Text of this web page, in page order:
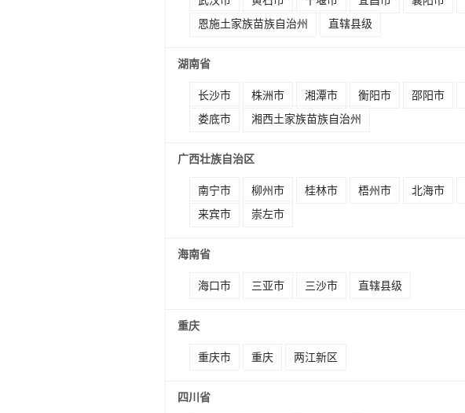
恩施土家族苗族自治州
直辖县级
湖南省
长沙市 株洲市 湘潭市 衡阳市 邵阳市
娄底市
湘西土家族苗族自治州
广西壮族自治区
南宁市 柳州市 桂林市 梧州市 北海市
来宾市
崇左市
海南省
海口市 三亚市 三沙市 直辖县级
重庆
重庆市 重庆 两江新区
四川省